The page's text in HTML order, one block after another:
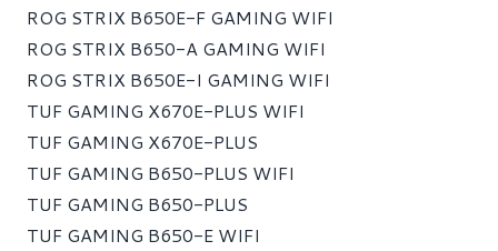
ROG STRIX B650E-F GAMING WIFI
ROG STRIX B650-A GAMING WIFI
ROG STRIX B650E-I GAMING WIFI
TUF GAMING X670E-PLUS WIFI
TUF GAMING X670E-PLUS
TUF GAMING B650-PLUS WIFI
TUF GAMING B650-PLUS
TUF GAMING B650-E WIFI